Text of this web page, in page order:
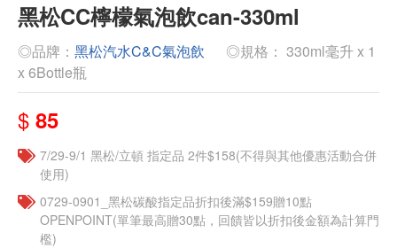
黑松CC檸檬氣泡飲can-330ml
◎品牌： 黑松汽水C&C氣泡飲
◎規格： 330ml毫升 x 1
x 6Bottle瓶
$ 85
7/29-9/1 黑松/立頓 指定品 2件$158(不得與其他優惠活動合併
使用)
0729-0901_黑松碳酸指定品折扣後滿$159贈10點
OPENPOINT(單筆最高贈30點，回饋皆以折扣後金額為計算門
檻)